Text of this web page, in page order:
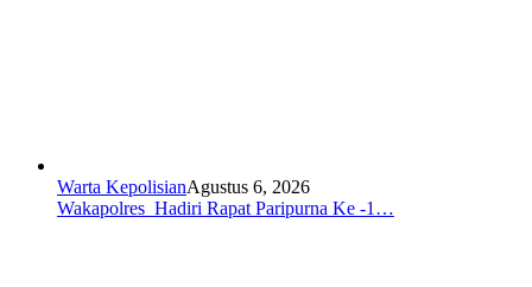
Warta KepolisianAgustus 6, 2026
Wakapolres Hadiri Rapat Paripurna Ke -1…